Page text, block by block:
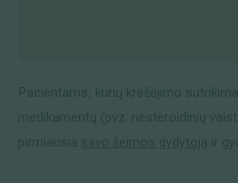
Pacientams, kurių krešėjimo
medikamentų (pvz. nesteroidinių
pirmiausia savo šeimos gydytoją ir